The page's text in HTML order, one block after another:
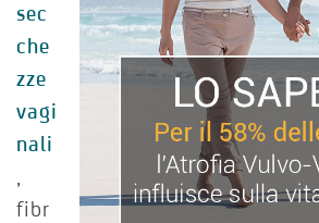
sec
che
zze
vagi
nali
fibr